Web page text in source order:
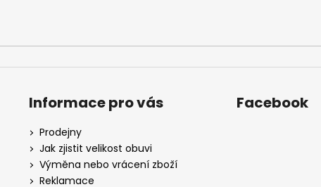
Informace pro vás
Prodejny
Jak zjistit velikost obuvi
Výměna nebo vrácení zboží
Reklamace
Facebook